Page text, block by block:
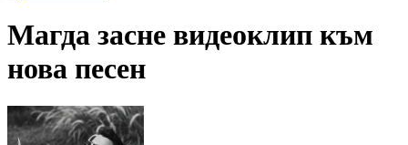
Магда засне видеоклип към
нова песен